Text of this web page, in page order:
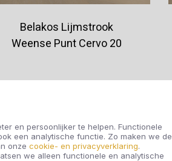
en persoonlijker te helpen. Functionele
een analytische functie. Zo maken we de
onze cookie- en privacyverklaring.
we alleen functionele en analytische
Belakos Lijmstrook
Weense Punt Cervo 20
Offerte aanvragen